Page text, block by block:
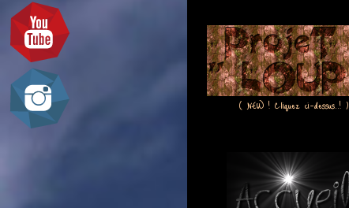
( NEW ! Cliquez ci-dessus..! )